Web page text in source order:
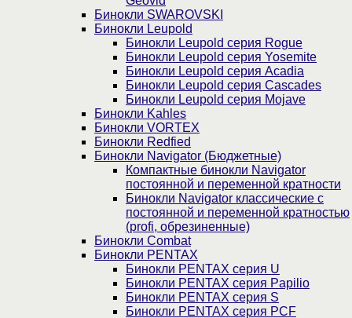
Бинокли SWAROVSKI
Бинокли Leupold
Бинокли Leupold серия Rogue
Бинокли Leupold серия Yosemite
Бинокли Leupold серия Acadia
Бинокли Leupold серия Cascades
Бинокли Leupold серия Mojave
Бинокли Kahles
Бинокли VORTEX
Бинокли Redfied
Бинокли Navigator (Бюджетные)
Компактные бинокли Navigator
постоянной и переменной кратности
Бинокли Navigator классические с
постоянной и переменной кратностью
(profi, обрезиненные)
Бинокли Combat
Бинокли PENTAX
Бинокли PENTAX серия U
Бинокли PENTAX серия Papilio
Бинокли PENTAX серия S
Бинокли PENTAX серия PCF